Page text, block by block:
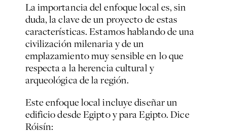
La importancia del enfoque local es, sin
duda, la clave de un proyecto de estas
características. Estamos hablando de una
civilización milenaria y de un
emplazamiento muy sensible en lo que
respecta a la herencia cultural y
arqueológica de la región.
Este enfoque local incluye diseñar un
edificio desde Egipto y para Egipto. Dice
Róisín: